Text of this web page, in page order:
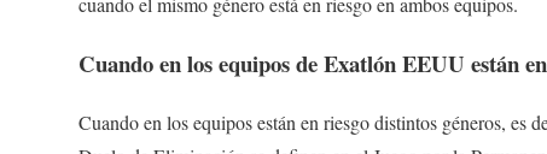
Cuando en los equipos de Exatlón EEUU están
Cuando en los equipos están en riesgo distintos géneros, es